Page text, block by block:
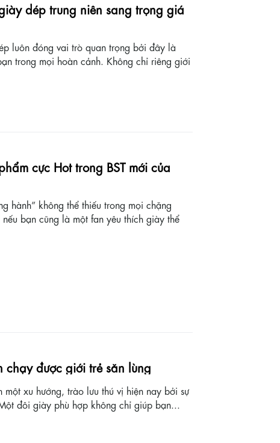
dép trung niên sang trọng giá
luôn đóng vai trò quan trọng bởi đây là
trong mọi hoàn cảnh. Không chỉ riêng giới
cực Hot trong BST mới của
hành” không thể thiếu trong mọi chặng
bạn cũng là một fan yêu thích giày thể
chạy được giới trẻ săn lùng
xu hướng, trào lưu thú vị hiện nay bởi sự
đôi giày phù hợp không chỉ giúp bạn...